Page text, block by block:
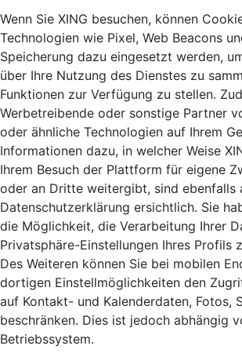
Wenn Sie XING besuchen, können
Technologien wie Pixel, Web Beacons
Speicherung dazu eingesetzt werden,
über Ihre Nutzung des Dienstes zu
Funktionen zur Verfügung zu stellen.
Werbetreibende oder sonstige Partner
oder ähnliche Technologien auf Ihrem
Informationen dazu, in welcher Weise
Ihrem Besuch der Plattform für eigene
oder an Dritte weitergibt, sind ebenfalls
Datenschutzerklärung ersichtlich. Sie
die Möglichkeit, die Verarbeitung Ihrer
Privatsphäre-Einstellungen Ihres Profils
Des Weiteren können Sie bei mobilen
dortigen Einstellmöglichkeiten den
auf Kontakt- und Kalenderdaten, Fotos,
beschränken. Dies ist jedoch abhängig
Betriebssystem.